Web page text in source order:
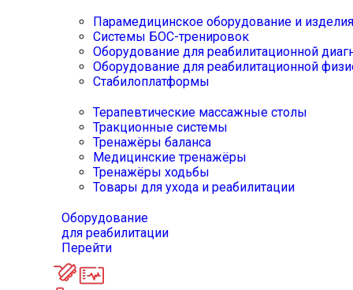
Парамедицинское оборудование и изделия
Системы БОС-тренировок
Оборудование для реабилитационной
Оборудование для реабилитационной
Стабилоплатформы
Терапевтические массажные столы
Тракционные системы
Тренажёры баланса
Медицинские тренажёры
Тренажёры ходьбы
Товары для ухода и реабилитации
Оборудование
для реабилитации
Перейти